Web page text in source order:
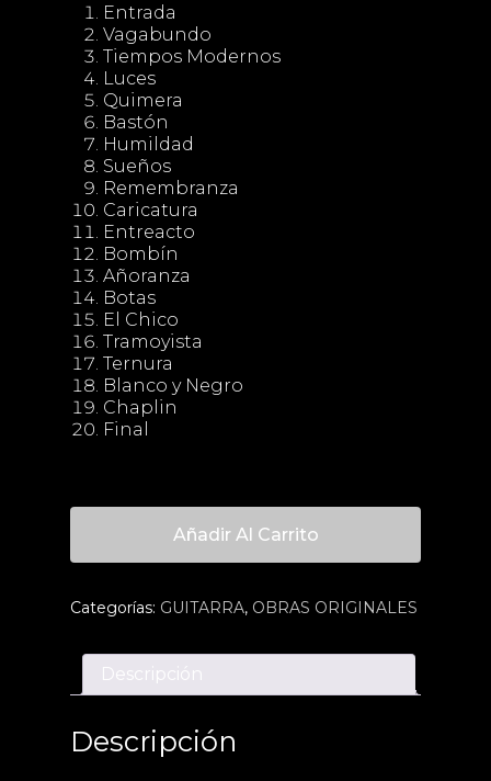
Entrada
Vagabundo
Tiempos Modernos
Luces
Quimera
Bastón
Humildad
Sueños
Remembranza
Caricatura
Entreacto
Bombín
Añoranza
Botas
El Chico
Tramoyista
Ternura
Blanco y Negro
Chaplin
Final
Añadir Al Carrito
Categorías: GUITARRA, OBRAS ORIGINALES
Descripción
Descripción